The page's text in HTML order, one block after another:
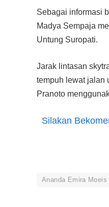
Sebagai informasi
Madya Sempaja
Untung Suropati.
Jarak lintasan
tempuh lewat jalan
Pranoto
Silakan
Ananda Emira Moeis